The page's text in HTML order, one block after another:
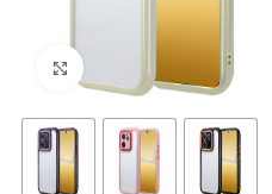
Büyütmek için tıklayın
1,00